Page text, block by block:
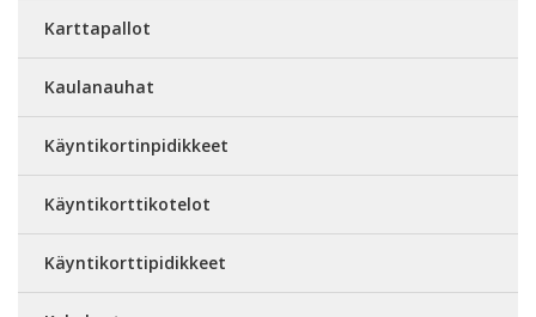
Karttapallot
Kaulanauhat
Käyntikortinpidikkeet
Käyntikorttikotelot
Käyntikorttipidikkeet